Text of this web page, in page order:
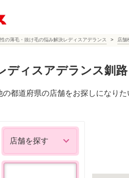
の薄毛・抜け毛の悩み解決レディスアデランス 店舗
ディスアデランス釧路
の都道府県の店舗をお探しになり
店舗を探す